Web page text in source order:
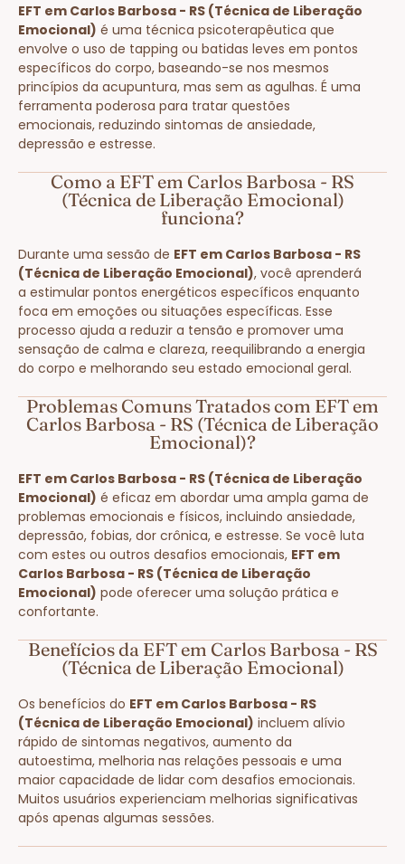
EFT em Carlos Barbosa - RS (Técnica de Liberação
Emocional) é uma técnica psicoterapêutica que
envolve o uso de tapping ou batidas leves em pontos
específicos do corpo, baseando-se nos mesmos
princípios da acupuntura, mas sem as agulhas. É uma
ferramenta poderosa para tratar questões
emocionais, reduzindo sintomas de ansiedade,
depressão e estresse.
Como a EFT em Carlos Barbosa - RS
(Técnica de Liberação Emocional)
funciona?
Durante uma sessão de EFT em Carlos Barbosa - RS
(Técnica de Liberação Emocional), você aprenderá
a estimular pontos energéticos específicos enquanto
foca em emoções ou situações específicas. Esse
processo ajuda a reduzir a tensão e promover uma
sensação de calma e clareza, reequilibrando a energia
do corpo e melhorando seu estado emocional geral.
Problemas Comuns Tratados com EFT em
Carlos Barbosa - RS (Técnica de Liberação
Emocional)?
EFT em Carlos Barbosa - RS (Técnica de Liberação
Emocional) é eficaz em abordar uma ampla gama de
problemas emocionais e físicos, incluindo ansiedade,
depressão, fobias, dor crônica, e estresse. Se você luta
com estes ou outros desafios emocionais, EFT em
Carlos Barbosa - RS (Técnica de Liberação
Emocional) pode oferecer uma solução prática e
confortante.
Benefícios da EFT em Carlos Barbosa - RS
(Técnica de Liberação Emocional)
Os benefícios do EFT em Carlos Barbosa - RS
(Técnica de Liberação Emocional) incluem alívio
rápido de sintomas negativos, aumento da
autoestima, melhoria nas relações pessoais e uma
maior capacidade de lidar com desafios emocionais.
Muitos usuários experienciam melhorias significativas
após apenas algumas sessões.